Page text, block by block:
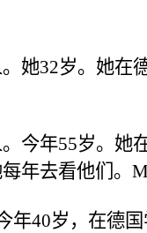
她32岁。她在
今年55岁。她
年去看他们。
年40岁，在德国